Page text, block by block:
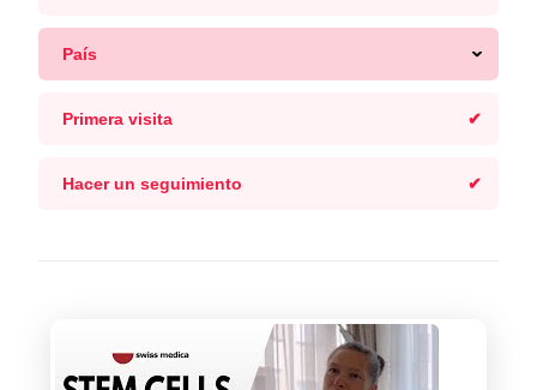
País
Primera visita
Hacer un seguimiento